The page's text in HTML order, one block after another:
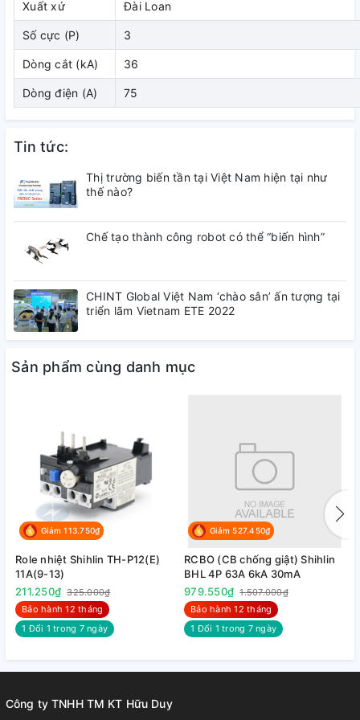
3. Kích thước
( đang cập nhật)
Xuất xứ Đài Loan
Số cực (P) 3
Dòng cắt (kA) 36
Dòng điện (A) 75
Tin tức:
Thị trường biến tần tại Việt Nam hiện tại như
thế nào?
Chế tạo thành công robot có thể “biến hình”
CHINT Global Việt Nam ‘chào sân’ ấn tượng tại
triển lãm Vietnam ETE 2022
Sản phẩm cùng danh mục
Giảm 113.750₫
Role nhiệt Shihlin TH-P12(E)
11A(9-13)
211.250₫ 325.000₫
Bảo hành 12 tháng
1 Đổi 1 trong 7 ngày
Giảm 527.450₫
RCBO (CB chống giật) Shihlin
BHL 4P 63A 6kA 30mA
979.550₫ 1.507.000₫
Bảo hành 12 tháng
1 Đổi 1 trong 7 ngày
Công ty TNHH TM KT Hữu Duy